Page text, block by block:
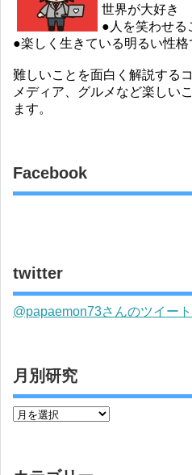
世界が大好き
●人を笑わせる
●楽しく生きている明るい性格
難しいことを面白く解説する
メディア、グルメなど楽しい
ます。
Facebook
twitter
@papaemon73さんのツイート
月別研究